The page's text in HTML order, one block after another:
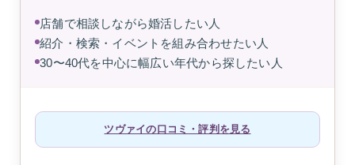
店舗で相談しながら婚活したい人
紹介・検索・イベントを組み合わせたい人
30〜40代を中心に幅広い年代から探したい人
ツヴァイの口コミ・評判を見る